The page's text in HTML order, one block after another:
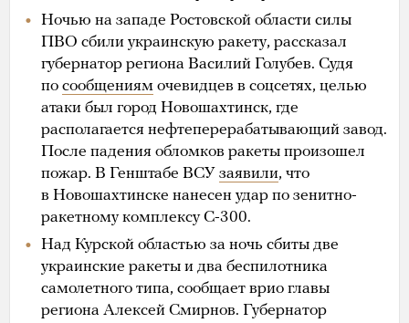
Ночью на западе Ростовской области силы
ПВО сбили украинскую ракету, рассказал
губернатор региона Василий Голубев. Судя
по сообщениям очевидцев в соцсетях, целью
атаки был город Новошахтинск, где
располагается нефтеперерабатывающий завод.
После падения обломков ракеты произошел
пожар. В Генштабе ВСУ заявили, что
в Новошахтинске нанесен удар по зенитно-
ракетному комплексу С-300.
Над Курской областью за ночь сбиты две
украинские ракеты и два беспилотника
самолетного типа, сообщает врио главы
региона Алексей Смирнов. Губернатор